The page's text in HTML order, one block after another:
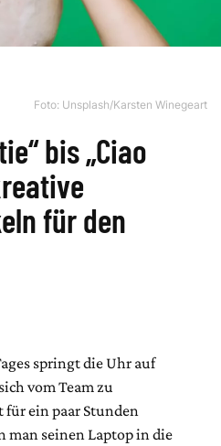
Foto: Unsplash/Karsten Winegeart
bis „Ciao
für den
springt die Uhr auf
vom Team zu
für ein paar Stunden
man seinen Laptop in die